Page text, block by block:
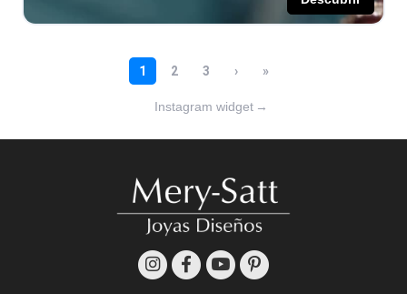
Instagram widget →